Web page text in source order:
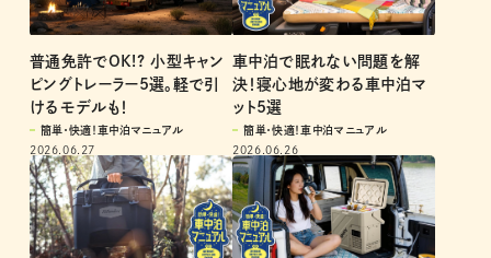
普通免許でOK!? 小型キャン
ピングトレーラー5選。軽で引
けるモデルも！
簡単・快適！車中泊マニュアル
2026.06.27
車中泊で眠れない問題を解
決！寝心地が変わる車中泊マ
ット5選
簡単・快適！車中泊マニュアル
2026.06.26